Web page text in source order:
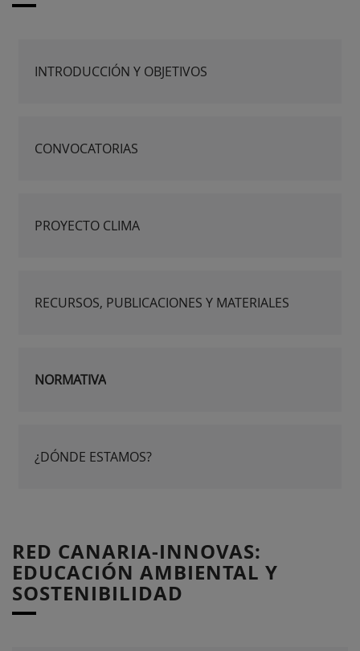
INTRODUCCIÓN Y OBJETIVOS
CONVOCATORIAS
PROYECTO CLIMA
RECURSOS, PUBLICACIONES Y MATERIALES
NORMATIVA
¿DÓNDE ESTAMOS?
RED CANARIA-INNOVAS:
EDUCACIÓN AMBIENTAL Y
SOSTENIBILIDAD